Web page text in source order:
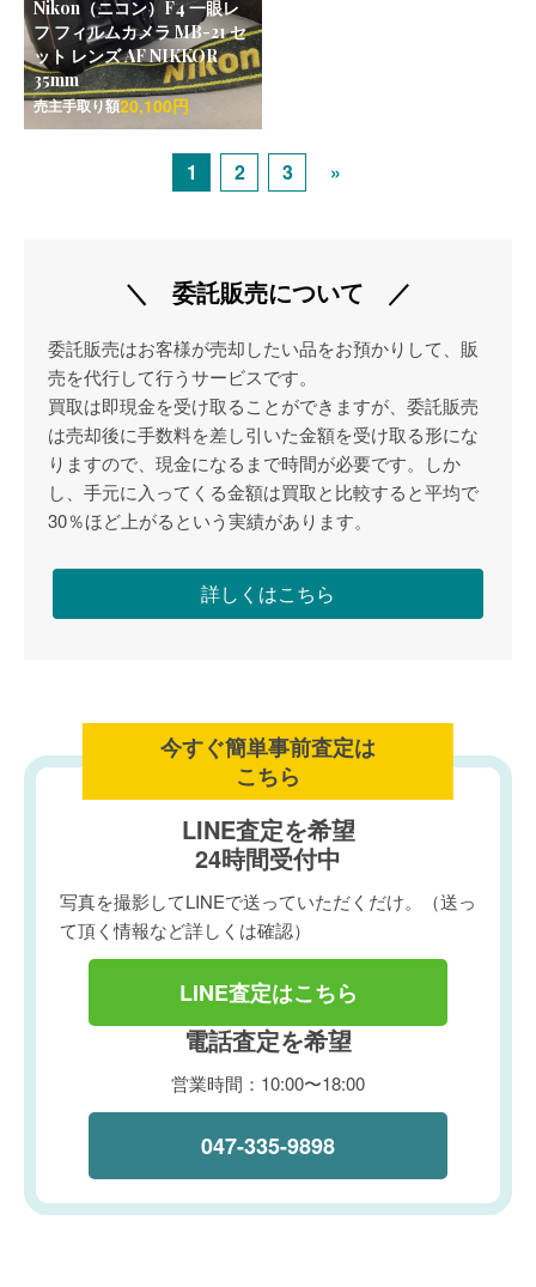
Nikon（ニコン）F4 一眼レ
フ フィルムカメラ MB-21 セ
ット レンズ AF NIKKOR
35mm
売主手取り額20,100円
1 2 3 »
＼ 委託販売について ／
委託販売はお客様が売却したい品をお預かりして、販
売を代行して行うサービスです。
買取は即現金を受け取ることができますが、委託販売
は売却後に手数料を差し引いた金額を受け取る形にな
りますので、現金になるまで時間が必要です。しか
し、手元に入ってくる金額は買取と比較すると平均で
30％ほど上がるという実績があります。
詳しくはこちら
今すぐ簡単事前査定は
こちら
LINE査定を希望
24時間受付中
写真を撮影してLINEで送っていただくだけ。（送っ
て頂く情報など詳しくは確認）
LINE査定はこちら
電話査定を希望
営業時間：10:00〜18:00
047-335-9898